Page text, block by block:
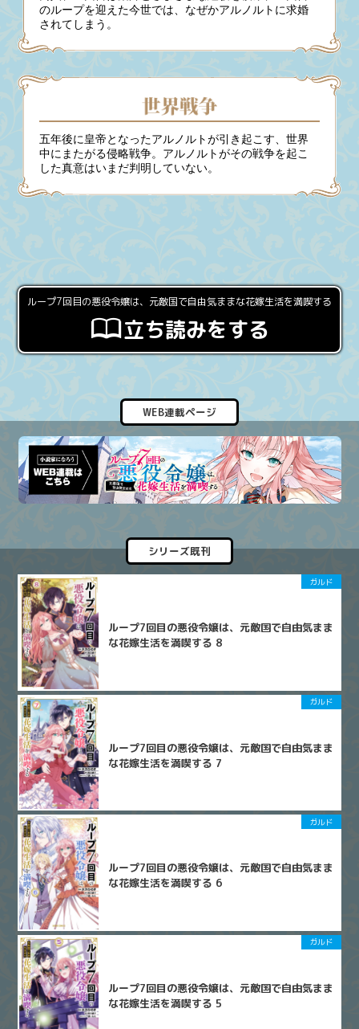
のループを迎えた今世では、なぜかアルノルトに求婚
されてしまう。
五年後に皇帝となったアルノルトが引き起こす、世界
中にまたがる侵略戦争。アルノルトがその戦争を起こ
した真意はいまだ判明していない。
ループ7回目の悪役令嬢は、元敵国で自由気ままな花嫁生活を満喫する
立ち読みをする
WEB連載ページ
シリーズ既刊
ガルド
ループ7回目の悪役令嬢は、元敵国で自由気まま
な花嫁生活を満喫する 8
ガルド
ループ7回目の悪役令嬢は、元敵国で自由気まま
な花嫁生活を満喫する 7
ガルド
ループ7回目の悪役令嬢は、元敵国で自由気まま
な花嫁生活を満喫する 6
ガルド
ループ7回目の悪役令嬢は、元敵国で自由気まま
な花嫁生活を満喫する 5